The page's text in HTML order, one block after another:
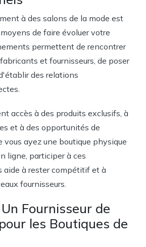
à des salons de la mode est
moyens de faire évoluer votre
permettent de rencontrer
et fournisseurs, de poser
des relations
accès à des produits exclusifs, à
et à des opportunités de
vous ayez une boutique physique
ligne, participer à ces
aide à rester compétitif et à
fournisseurs.
Fournisseur de
les Boutiques de